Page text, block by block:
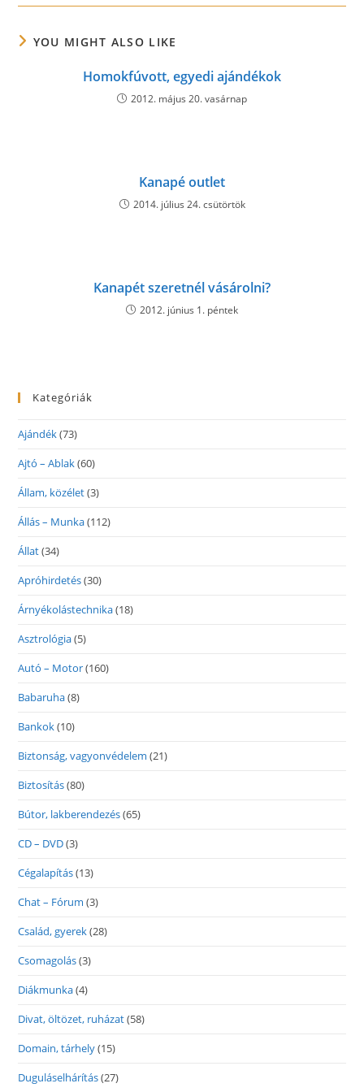
YOU MIGHT ALSO LIKE
Homokfúvott, egyedi ajándékok
2012. május 20. vasárnap
Kanapé outlet
2014. július 24. csütörtök
Kanapét szeretnél vásárolni?
2012. június 1. péntek
Kategóriák
Ajándék(73)
Ajtó – Ablak(60)
Állam, közélet(3)
Állás – Munka(112)
Állat(34)
Apróhirdetés(30)
Árnyékolástechnika(18)
Asztrológia(5)
Autó – Motor(160)
Babaruha(8)
Bankok(10)
Biztonság, vagyonvédelem (21)
Biztosítás(80)
Bútor, lakberendezés(65)
CD – DVD(3)
Cégalapítás(13)
Chat – Fórum (3)
Család, gyerek(28)
Csomagolás(3)
Diákmunka(4)
Divat, öltözet, ruházat(58)
Domain, tárhely(15)
Duguláselhárítás(27)